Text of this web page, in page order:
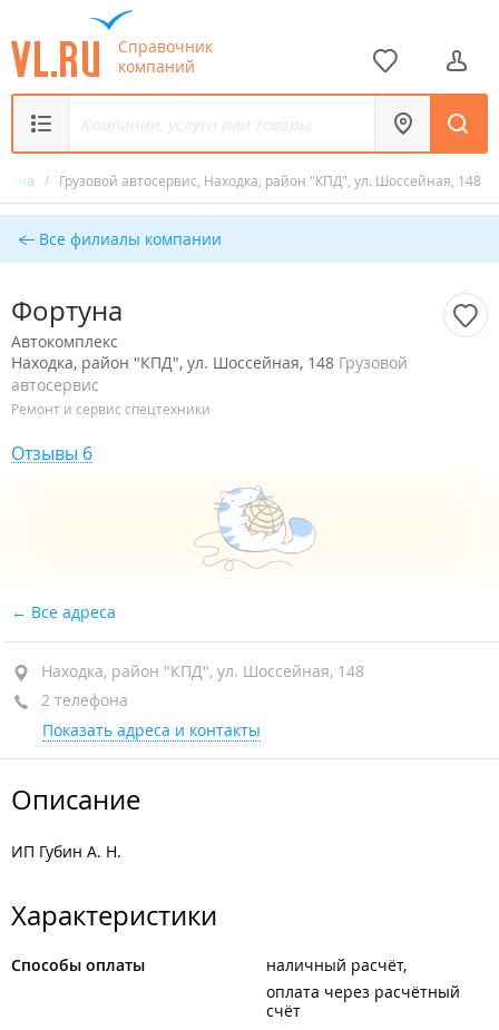
Справочник
компаний
/ Грузовой автосервис, Находка, район "КПД", ул. Шоссейная, 148
Все филиалы компании
Фортуна
Автокомплекс
Находка, район "КПД", ул. Шоссейная, 148 Грузовой
автосервис
Ремонт и сервис спецтехники
Отзывы 6
Все адреса
Находка, район "КПД", ул. Шоссейная, 148
2 телефона
Показать адреса и контакты
Описание
ИП Губин А. Н.
Характеристики
Способы оплаты
наличный расчёт
оплата через расчётный
счёт